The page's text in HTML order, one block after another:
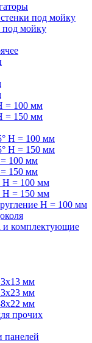
под мойку
под мойку
= 100 мм
= 150 мм
H = 100 мм
H = 150 мм
100 мм
150 мм
H = 100 мм
H = 150 мм
H = 100 мм
и комплектующие
мм
мм
мм
прочих
панелей